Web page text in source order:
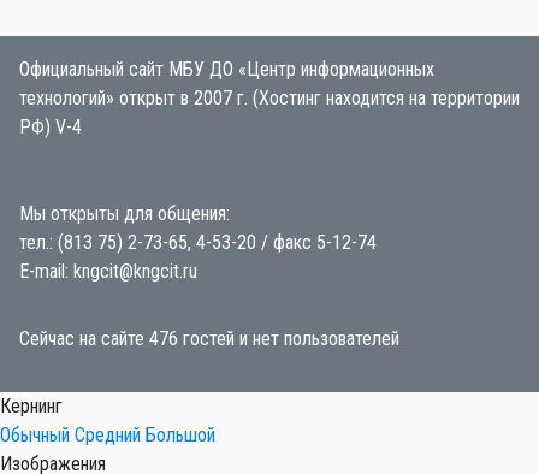
Официальный сайт МБУ ДО «Центр информационных
технологий» открыт в 2007 г. (Хостинг находится на территории
РФ) V-4
Мы открыты для общения:
тел.: (813 75) 2-73-65, 4-53-20 / факс 5-12-74
E-mail: kngcit@kngcit.ru
Сейчас на сайте 476 гостей и нет пользователей
Кернинг
Обычный Средний Большой
Изображения